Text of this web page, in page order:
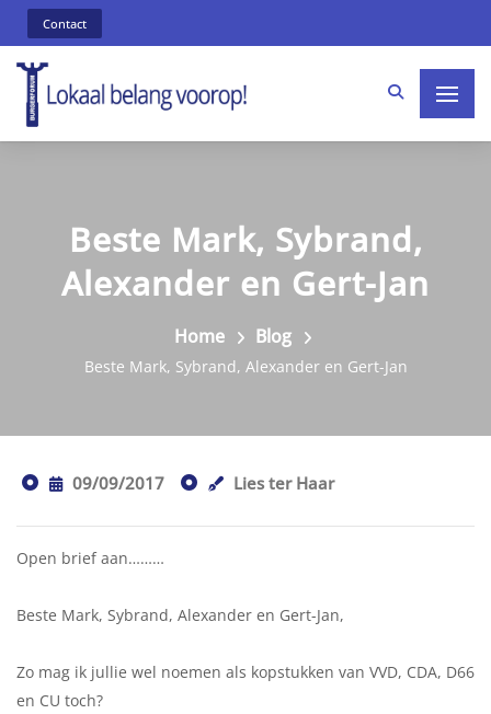
Contact
Beste Mark, Sybrand,
Alexander en Gert-Jan
Home Blog
Beste Mark, Sybrand, Alexander en Gert-Jan
09/09/2017 Lies ter Haar
Open brief aan………
Beste Mark, Sybrand, Alexander en Gert-Jan,
Zo mag ik jullie wel noemen als kopstukken van VVD, CDA, D66
en CU toch?